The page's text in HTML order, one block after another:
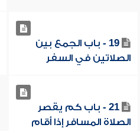
19 - باب الجمع بين
الصلاتين في السفر
21 - باب كم يقصر
الصلاة المسافر إذا أقام